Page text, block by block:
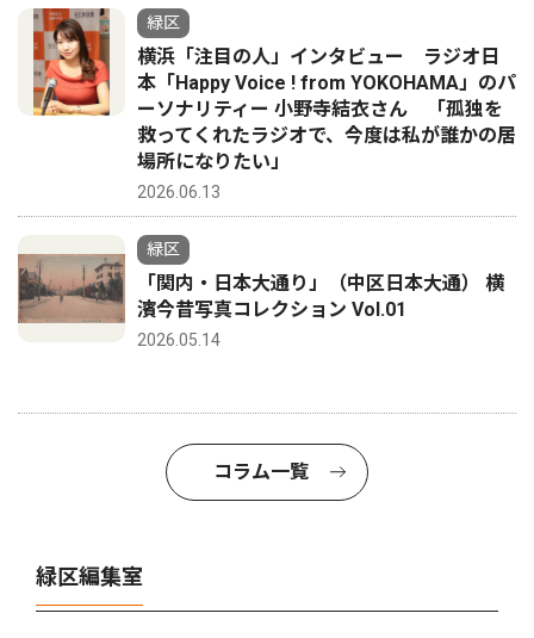
緑区
横浜「注目の人」インタビュー ラジオ日
本「Happy Voice ! from YOKOHAMA」のパ
ーソナリティー 小野寺結衣さん 「孤独を
救ってくれたラジオで、今度は私が誰かの居
場所になりたい」
2026.06.13
緑区
「関内・日本大通り」（中区日本大通） 横
濱今昔写真コレクション Vol.01
2026.05.14
コラム一覧
緑区編集室